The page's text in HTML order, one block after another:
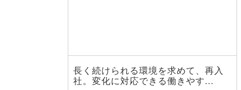
長く続けられる環境を求めて、再入
社。変化に対応できる働きやす...